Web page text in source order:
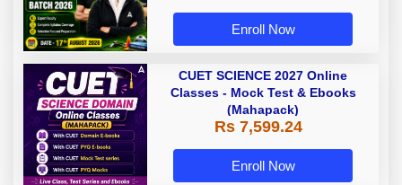
Enroll Now
CUET SCIENCE 2027 Online
Classes - Mock Test & Ebooks
(Mahapack)
Rs 7,599.24
Enroll Now